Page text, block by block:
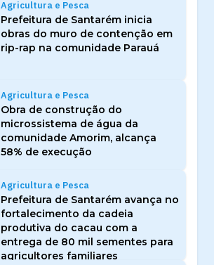
Agricultura e Pesca
Prefeitura de Santarém inicia
obras do muro de contenção em
rip-rap na comunidade Parauá
Agricultura e Pesca
Obra de construção do
microssistema de água da
comunidade Amorim, alcança
58% de execução
Agricultura e Pesca
Prefeitura de Santarém avança no
fortalecimento da cadeia
produtiva do cacau com a
entrega de 80 mil sementes para
agricultores familiares